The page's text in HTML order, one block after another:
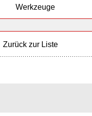
Werkzeuge
Zurück zur Liste